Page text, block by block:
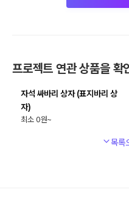
프로젝트 연관 상품을 확
200
자석 싸바리 상자 (표지바리 상
자)
0
목록